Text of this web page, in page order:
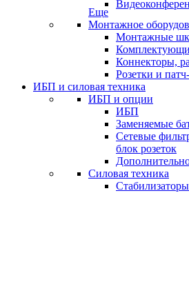
Еще
Монтажное
Монтажные
Коннекторы,
Розетки и
ИБП и силовая техника
ИБП и опции
ИБП
Заменяемые
Сетевые
блок розеток
Силовая техника